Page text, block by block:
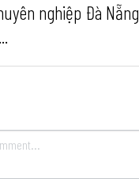
nghiệp Đà